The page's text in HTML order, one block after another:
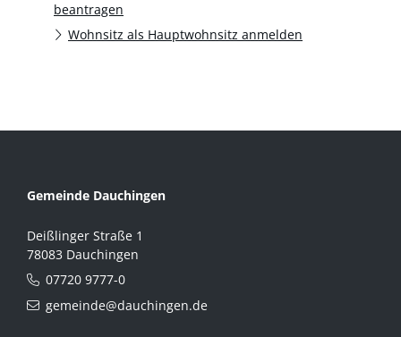
beantragen
Wohnsitz als Hauptwohnsitz anmelden
Gemeinde Dauchingen
Deißlinger Straße 1
78083 Dauchingen
07720 9777-0
gemeinde@dauchingen.de